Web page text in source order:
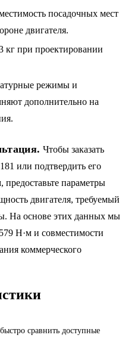
посадочных мест
двигателя.
кг при проектировании
режимы и
дополнительно на
Чтобы заказать
или подтвердить его
параметры
двигателя, требуемый
На основе этих данных мы
Н·м и совместимости
коммерческого
сравнить доступные